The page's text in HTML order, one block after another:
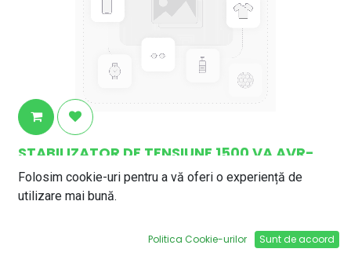
STABILIZATOR DE TENSIUNE 1500 VA AVR-
REL-GUARD1500-WL
319,28lei
Folosim cookie-uri pentru a vă oferi o experiență de
utilizare mai bună.
Politica Cookie-urilor Sunt de acoord